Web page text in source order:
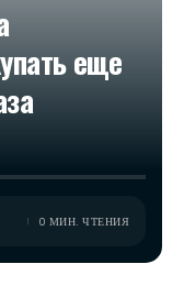
еще
0 МИН. ЧТЕНИЯ